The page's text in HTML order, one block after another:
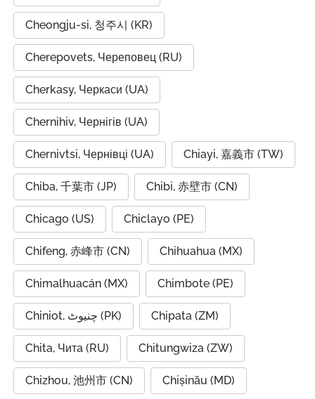
Cheongju-si, 청주시 (KR)
Cherepovets, Череповец (RU)
Cherkasy, Черкаси (UA)
Chernihiv, Чернігів (UA)
Chernivtsi, Чернівці (UA) Chiayi, 嘉義市 (TW)
Chiba, 千葉市 (JP) Chibi, 赤壁市 (CN)
Chicago (US) Chiclayo (PE)
Chifeng, 赤峰市 (CN) Chihuahua (MX)
Chimalhuacán (MX) Chimbote (PE)
Chiniot, چنیوٹ (PK) Chipata (ZM)
Chita, Чита (RU) Chitungwiza (ZW)
Chizhou, 池州市 (CN) Chișinău (MD)